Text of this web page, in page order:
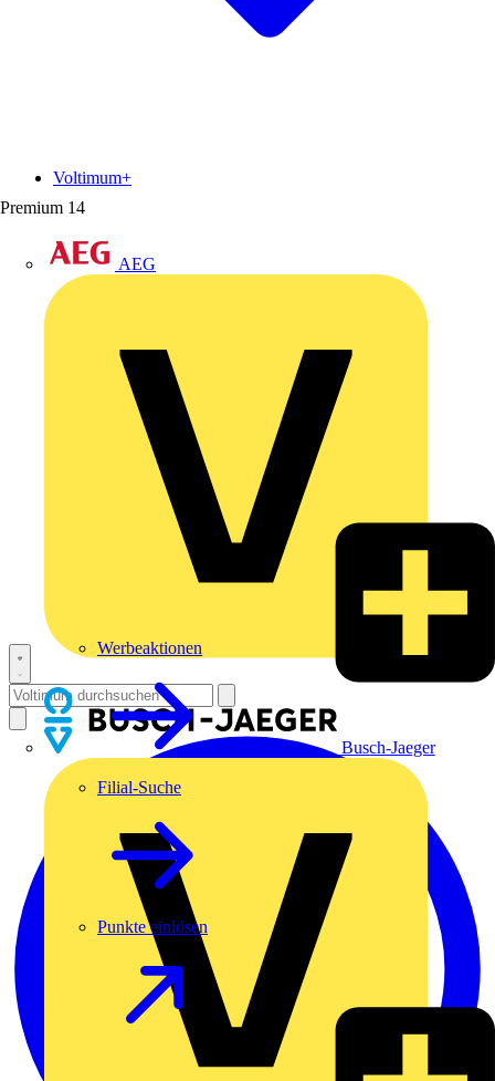
Premium 14
AEG
Busch-Jaeger
Voltimum+
Werbeaktionen
Filial-Suche
Punkte einlösen